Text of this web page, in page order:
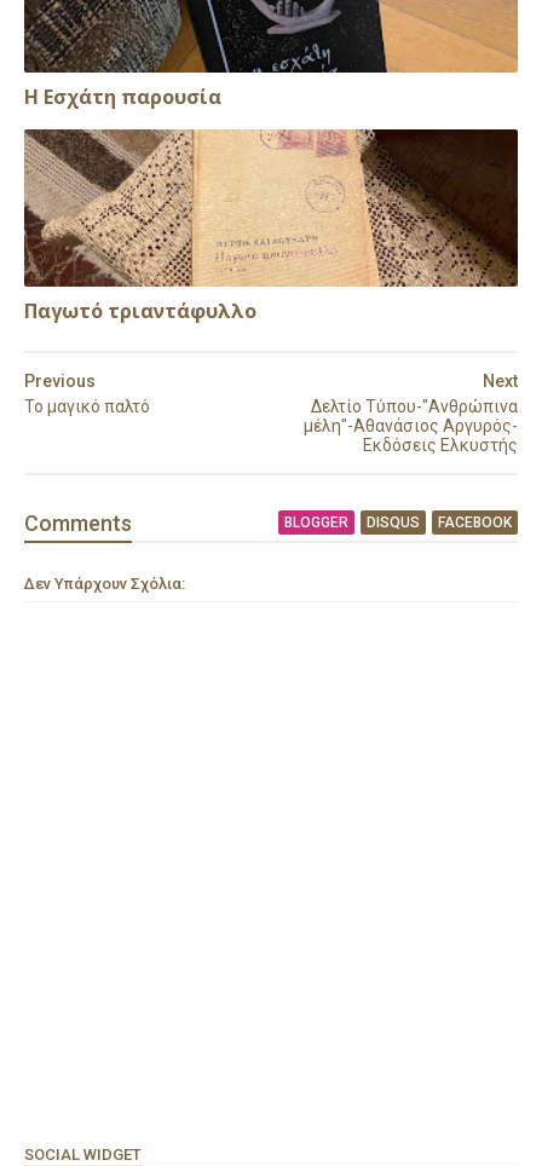
Η Εσχάτη παρουσία
Παγωτό τριαντάφυλλο
Next
Δελτίο Τύπου-"Ανθρώπινα
μέλη"-Αθανάσιος Αργυρός-
Εκδόσεις Ελκυστής
Previous
Το μαγικό παλτό
Comments BLOGGER DISQUS FACEBOOK
Δεν Υπάρχουν Σχόλια:
SOCIAL WIDGET